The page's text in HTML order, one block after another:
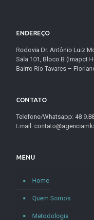
ENDEREÇO
Rodovia Dr. Antônio Luiz
Sala 101, Bloco B (Imapct
Bairro Rio Tavares –
CONTATO
Telefone/Whatsapp: 48
Email:
MENU
Home
Quem Somos
Metodologia